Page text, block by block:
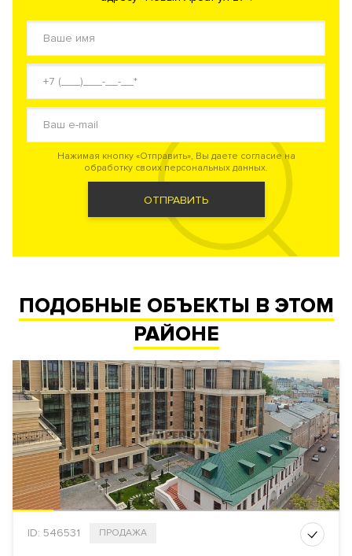
Нажимая кнопку «Отправить», Вы даете согласие на
обработку своих персональных данных.
ОТПРАВИТЬ
ПОДОБНЫЕ ОБЪЕКТЫ В ЭТОМ
РАЙОНЕ
ID: 546531 ПРОДАЖА